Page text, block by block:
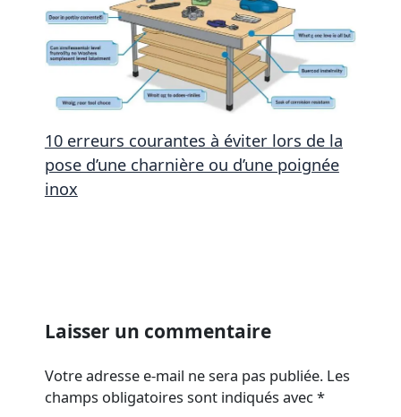
10 erreurs courantes à éviter lors de la
pose d’une charnière ou d’une poignée
inox
Laisser un commentaire
Votre adresse e-mail ne sera pas publiée. Les
champs obligatoires sont indiqués avec*